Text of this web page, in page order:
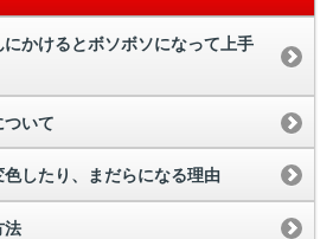
かけるとボソボソになって上手
ついて
したり、まだらになる理由
法